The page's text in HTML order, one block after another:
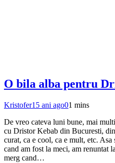
O bila alba pentru
Kristofer15 ani ago01 mins
De vreo cateva luni bune, mai
cu Dristor Kebab din Bucuresti,
curat, ca e cool, ca e mult, etc. Asa
cand am fost la meci, am renuntat
merg cand…